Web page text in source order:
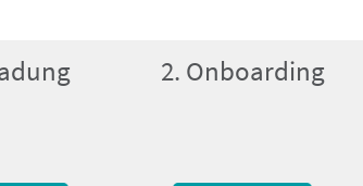
2. Onboarding